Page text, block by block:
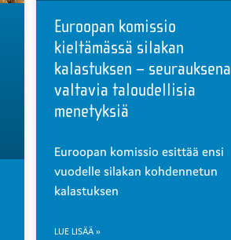
Euroopan komissio
kieltämässä silakan
kalastuksen – seurauksena
valtavia taloudellisia
menetyksiä
Euroopan komissio esittää ensi
vuodelle silakan kohdennetun
kalastuksen
LUE LISÄÄ »